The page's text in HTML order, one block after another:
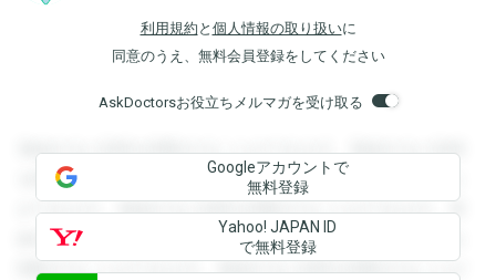
利用規約 と 個人情報の取り扱いに
同意のうえ、無料会員登録をしてください
AskDoctorsお役立ちメルマガを受け取る
登録すると回答を閲覧することができます。登録すると回答
を閲覧することができます。登録すると回答を閲覧すること
ができます。登録すると回答を閲覧することができます。登
録すると回答を閲覧することができます。登録すると回答を
閲覧することができます。登録すると回答を閲覧することが
Googleアカウントで
無料登録
Yahoo! JAPAN ID
で無料登録